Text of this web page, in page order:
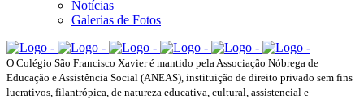
Notícias
Galerias de Fotos
O Colégio São Francisco Xavier é mantido pela Associação Nóbrega de
Educação e Assistência Social (ANEAS), instituição de direito privado sem fins
lucrativos, filantrópica, de natureza educativa, cultural, assistencial e